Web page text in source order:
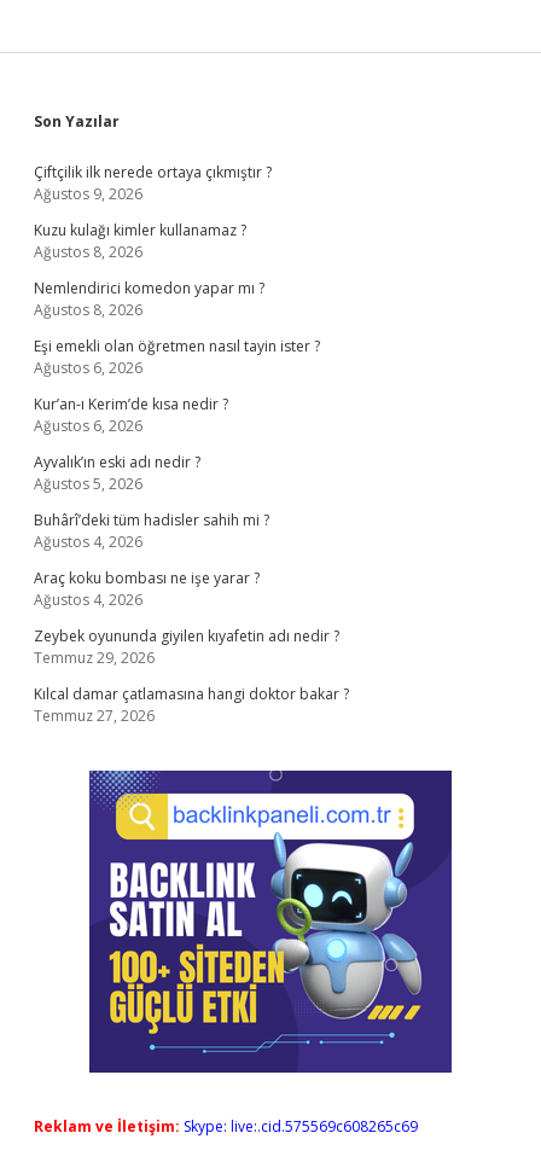
Sidebar
Son Yazılar
Çiftçilik ilk nerede ortaya çıkmıştır ?
Ağustos 9, 2026
Kuzu kulağı kimler kullanamaz ?
Ağustos 8, 2026
Nemlendirici komedon yapar mı ?
Ağustos 8, 2026
Eşi emekli olan öğretmen nasıl tayin ister ?
Ağustos 6, 2026
Kur’an-ı Kerim’de kısa nedir ?
Ağustos 6, 2026
Ayvalık’ın eski adı nedir ?
Ağustos 5, 2026
Buhârî’deki tüm hadisler sahih mi ?
Ağustos 4, 2026
Araç koku bombası ne işe yarar ?
Ağustos 4, 2026
Zeybek oyununda giyilen kıyafetin adı nedir ?
Temmuz 29, 2026
Kılcal damar çatlamasına hangi doktor bakar ?
Temmuz 27, 2026
Reklam ve İletişim: Skype: live:.cid.575569c608265c69